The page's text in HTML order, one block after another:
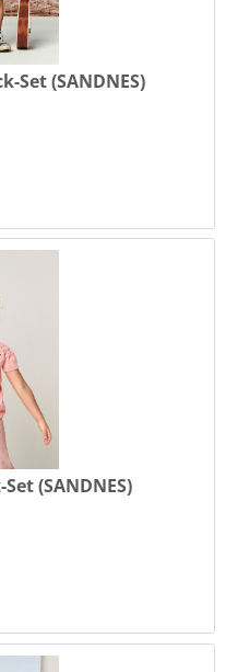
Set (SANDNES)
(SANDNES)